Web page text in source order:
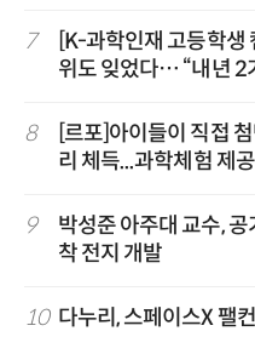
7
[K-과학인재 고등학생
위도 잊었다… “내년 2
8
[르포]아이들이 직접
리 체득...과학체험 제
9
박성준 아주대 교수,
착 전지 개발
10 다누리, 스페이스X 팰